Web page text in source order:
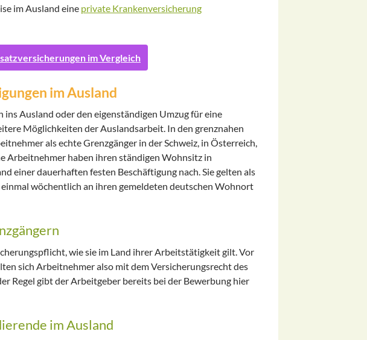
im Ausland eine private Krankenversicherung
im Vergleich
im Ausland
Ausland oder den eigenständigen Umzug für eine
Möglichkeiten der Auslandsarbeit. In den grenznahen
als echte Grenzgänger in der Schweiz, in Österreich,
Arbeitnehmer haben ihren ständigen Wohnsitz in
einer dauerhaften festen Beschäftigung nach. Sie gelten als
wöchentlich an ihren gemeldeten deutschen Wohnort
wie sie im Land ihrer Arbeitstätigkeit gilt. Vor
sich Arbeitnehmer also mit dem Versicherungsrecht des
Regel gibt der Arbeitgeber bereits bei der Bewerbung hier
im Ausland